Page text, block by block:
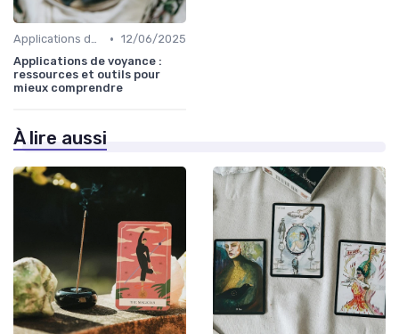
Applications de voyance • 12/06/2025
Applications de voyance :
ressources et outils pour
mieux comprendre
À lire aussi